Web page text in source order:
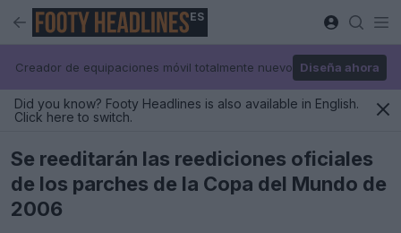
ES
Creador de equipaciones móvil totalmente nuevo Diseña ahora
Did you know? Footy Headlines is also available in English.
Click here to switch.
Se reeditarán las reediciones oficiales
de los parches de la Copa del Mundo de
2006